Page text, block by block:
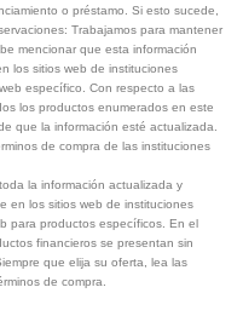
o préstamo. Si esto sucede,
Trabajamos para mantener
mencionar que esta información
los sitios web de instituciones
específico. Con respecto a las
los productos enumerados en este
que la información esté actualizada.
de compra de las instituciones
la información actualizada y
en los sitios web de instituciones
para productos específicos. En el
financieros se presentan sin
que elija su oferta, lea las
de compra.